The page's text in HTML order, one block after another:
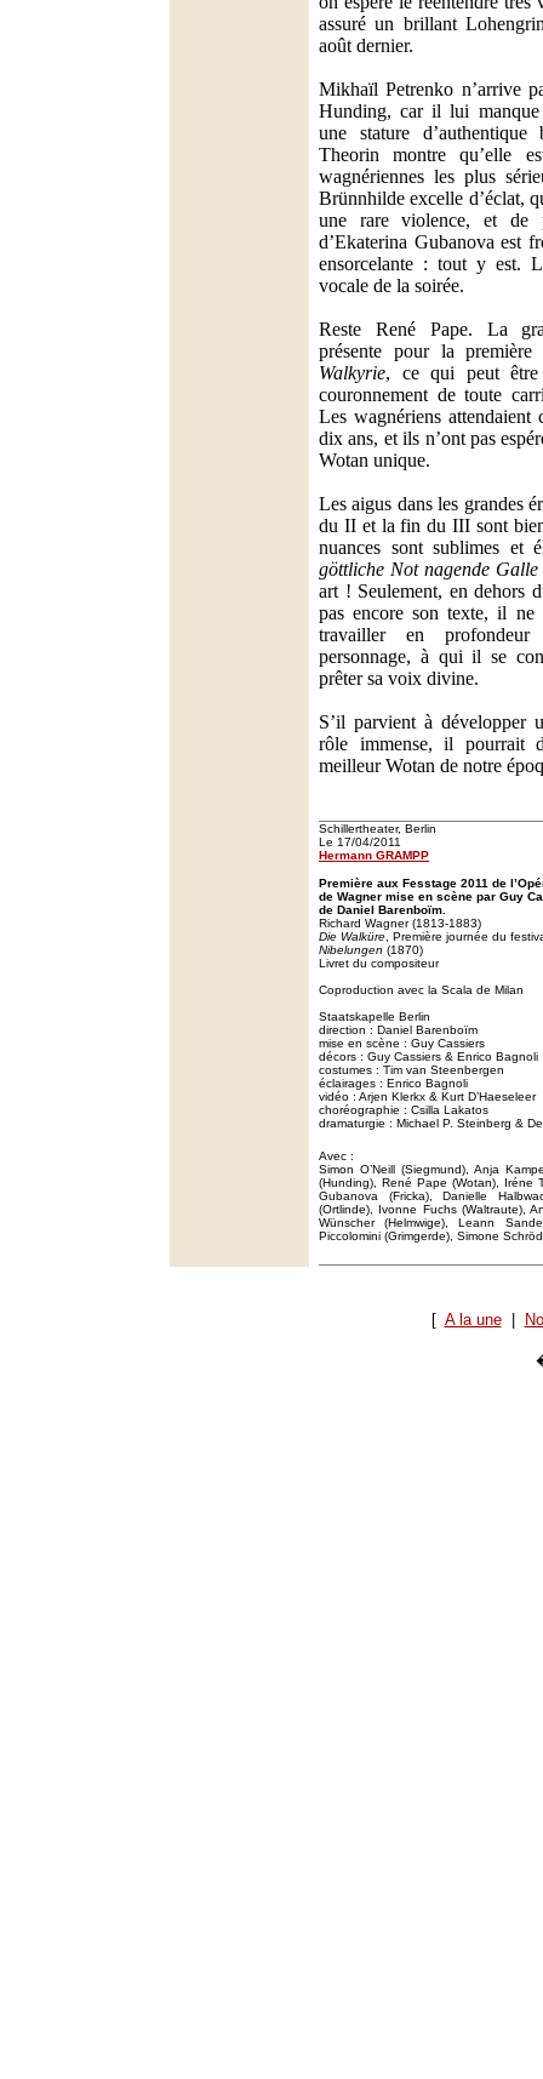
assuré un brillant
août dernier.
Mikhaïl Petrenko n’arrive
Hunding, car il lui
une stature d’authentique
Theorin montre qu’elle
wagnériennes les plus
Brünnhilde excelle d’éclat,
une rare violence, et de
d’Ekaterina Gubanova est
ensorcelante : tout y est.
vocale de la soirée.
Reste René Pape. La
présente pour la
Walkyrie, ce qui peut être
couronnement de toute
Les wagnériens attendaient
dix ans, et ils n’ont pas
Wotan unique.
Les aigus dans les grandes
du II et la fin du III sont
nuances sont sublimes et
göttliche Not nagende Galle
art ! Seulement, en dehors
pas encore son texte, il
travailler en
personnage, à qui il se
prêter sa voix divine.
S’il parvient à développer
rôle immense, il pourrait
meilleur Wotan de notre
Schillertheater, Berlin
Le 17/04/2011
Hermann GRAMPP
Première aux Fesstage 2011 de
de Wagner mise en scène par Guy
de Daniel Barenboïm.
Richard Wagner (1813-1883)
Die Walküre , Première journée du
Nibelungen (1870)
Livret du compositeur
Coproduction avec la Scala de Milan
Staatskapelle Berlin
direction : Daniel Barenboïm
mise en scène : Guy Cassiers
décors : Guy Cassiers & Enrico Bagnoli
costumes : Tim van Steenbergen
éclairages : Enrico Bagnoli
vidéo : Arjen Klerkx & Kurt D’Haeseleer
choréographie : Csilla Lakatos
dramaturgie : Michael P. Steinberg &
Avec :
Simon O’Neill (Siegmund), Anja
(Hunding), René Pape (Wotan), Iréne
Gubanova (Fricka), Danielle
(Ortlinde), Ivonne Fuchs (Waltraute),
Wünscher (Helmwige), Leann
Piccolomini (Grimgerde), Simone
[ A la une|